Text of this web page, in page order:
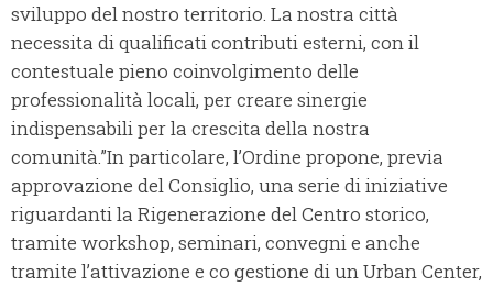
sviluppo del nostro territorio. La nostra città
necessita di qualificati contributi esterni, con il
contestuale pieno coinvolgimento delle
professionalità locali, per creare sinergie
indispensabili per la crescita della nostra
comunità.”In particolare, l’Ordine propone, previa
approvazione del Consiglio, una serie di iniziative
riguardanti la Rigenerazione del Centro storico,
tramite workshop, seminari, convegni e anche
tramite l’attivazione e co gestione di un Urban Center,